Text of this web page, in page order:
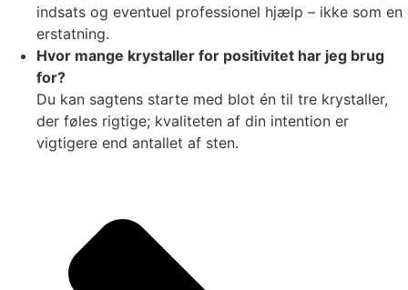
indsats og eventuel professionel hjælp – ikke som en
erstatning.
Hvor mange krystaller for positivitet har jeg brug
for?
Du kan sagtens starte med blot én til tre krystaller,
der føles rigtige; kvaliteten af din intention er
vigtigere end antallet af sten.